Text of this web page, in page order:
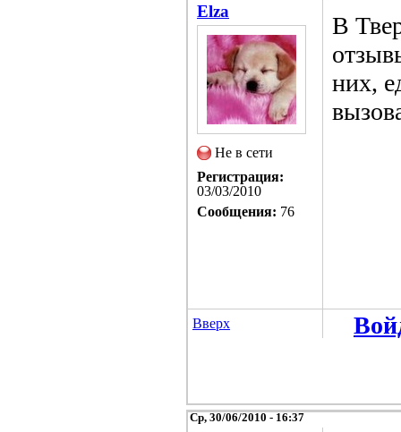
Elza
Не в сети
Регистрация:
03/03/2010
Сообщения: 76
В
них,
Вверх
Ср, 30/06/2010 - 16:37